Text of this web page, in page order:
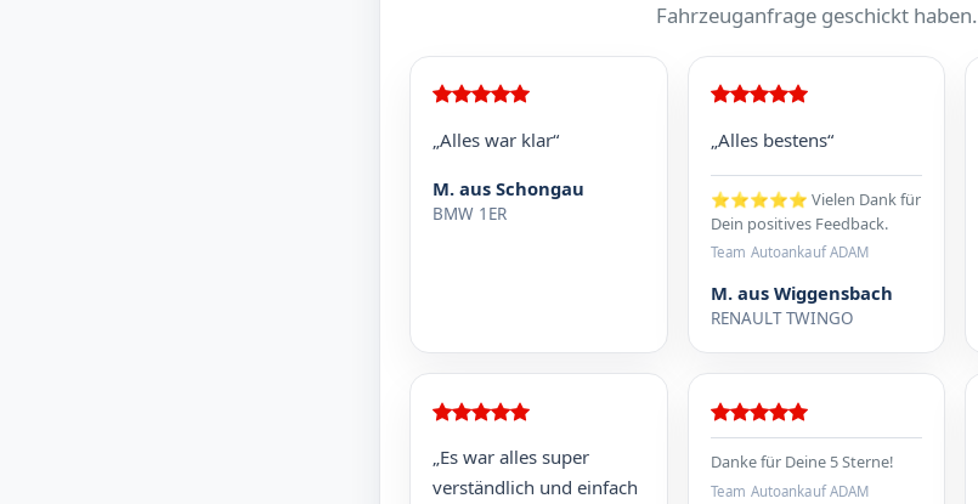
Fahrzeuganfrage geschickt haben.
„Alles war klar“
M. aus Schongau
BMW 1ER
„Alles bestens“
⭐⭐⭐⭐⭐ Vielen Dank für
Dein positives Feedback.
Team Autoankauf ADAM
M. aus Wiggensbach
RENAULT TWINGO
„Es war alles super
verständlich und einfach
Danke für Deine 5 Sterne!
Team Autoankauf ADAM